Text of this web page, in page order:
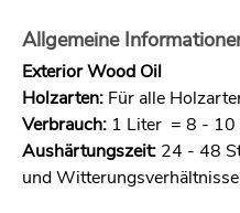
Allgemeine
Exterior Wood Oil
Holzarten: Für alle
Verbrauch: 1 Liter = 8 - 10
Aushärtungszeit: 24 - 48
und